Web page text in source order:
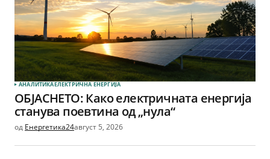
АНАЛИТИКАЕЛЕКТРИЧНА ЕНЕРГИЈА
ОБЈАСНЕТО: Како електричната енергија
станува поевтина од „нула“
од Енергетика24август 5, 2026